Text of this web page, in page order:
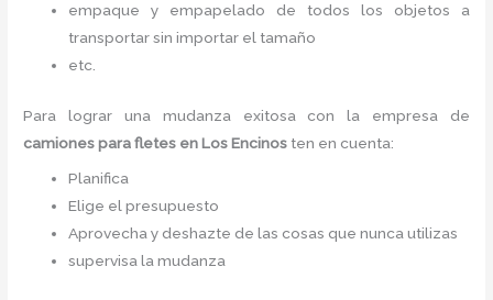
empaque y empapelado de todos los objetos a
transportar sin importar el tamaño
etc.
Para lograr una mudanza exitosa con la empresa de
camiones para fletes en Los Encinos ten en cuenta:
Planifica
Elige el presupuesto
Aprovecha y deshazte de las cosas que nunca utilizas
supervisa la mudanza